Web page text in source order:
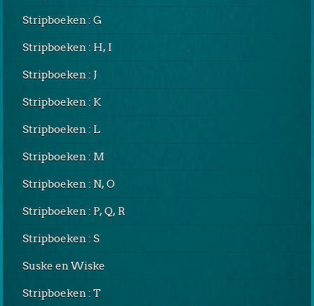
Stripboeken : G
Stripboeken : H, I
Stripboeken : J
Stripboeken : K
Stripboeken : L
Stripboeken : M
Stripboeken : N, O
Stripboeken : P, Q, R
Stripboeken : S
Suske en Wiske
Stripboeken : T